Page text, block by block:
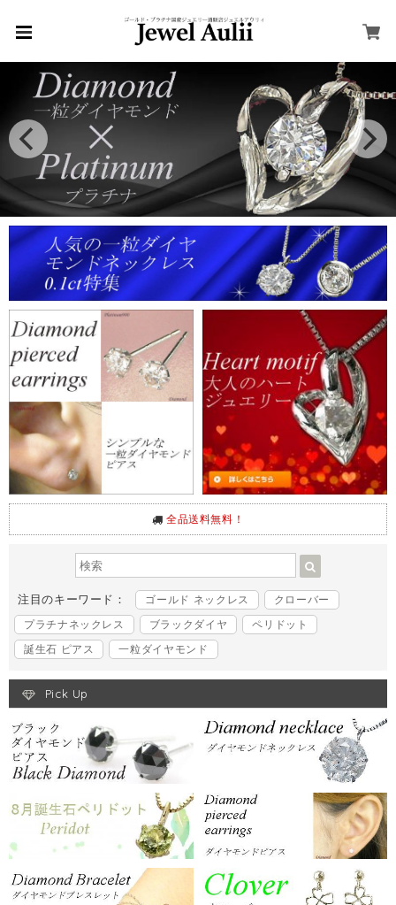
全品送料無料！
注目のキーワード： ゴールド ネックレス
クローバー
プラチナネックレス
ブラックダイヤ
ペリドット
誕生石 ピアス
一粒ダイヤモンド
Pick Up